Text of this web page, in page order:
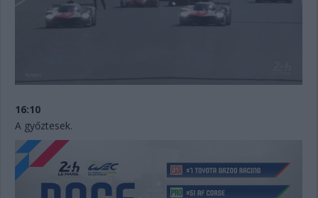
16:10
A győztesek.